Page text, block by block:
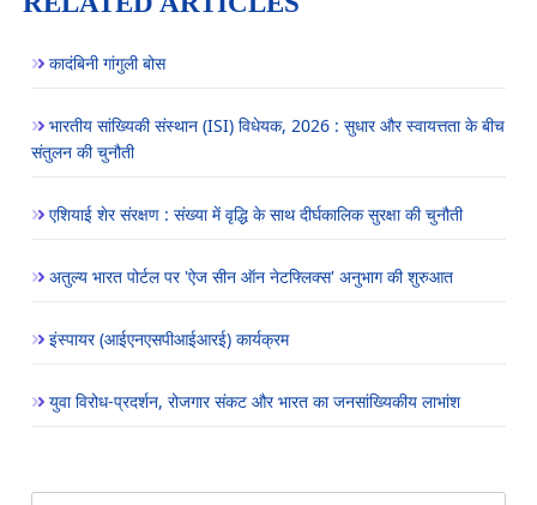
कादंबिनी गांगुली बोस
भारतीय सांख्यिकी संस्थान (ISI) विधेयक, 2026 : सुधार और स्वायत्तता के बीच
संतुलन की चुनौती
एशियाई शेर संरक्षण : संख्या में वृद्धि के साथ दीर्घकालिक सुरक्षा की चुनौती
अतुल्य भारत पोर्टल पर 'ऐज सीन ऑन नेटफ्लिक्स' अनुभाग की शुरुआत
इंस्पायर (आईएनएसपीआईआरई) कार्यक्रम
युवा विरोध-प्रदर्शन, रोजगार संकट और भारत का जनसांख्यिकीय लाभांश